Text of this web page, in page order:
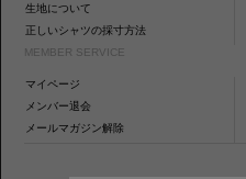
生地について
正しいシャツの採寸方法
MEMBER SERVICE
マイページ
メンバー退会
メールマガジン解除